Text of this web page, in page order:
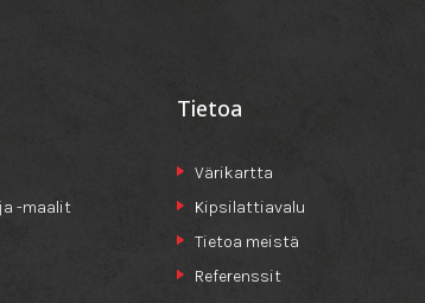
-maalit
Tietoa
Värikartta
Kipsilattiavalu
Tietoa meistä
Referenssit